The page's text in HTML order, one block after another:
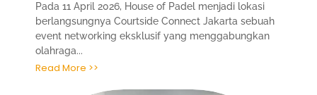
Pada 11 April 2026, House of Padel menjadi lokasi
berlangsungnya Courtside Connect Jakarta sebuah
event networking eksklusif yang menggabungkan
olahraga...
Read More >>